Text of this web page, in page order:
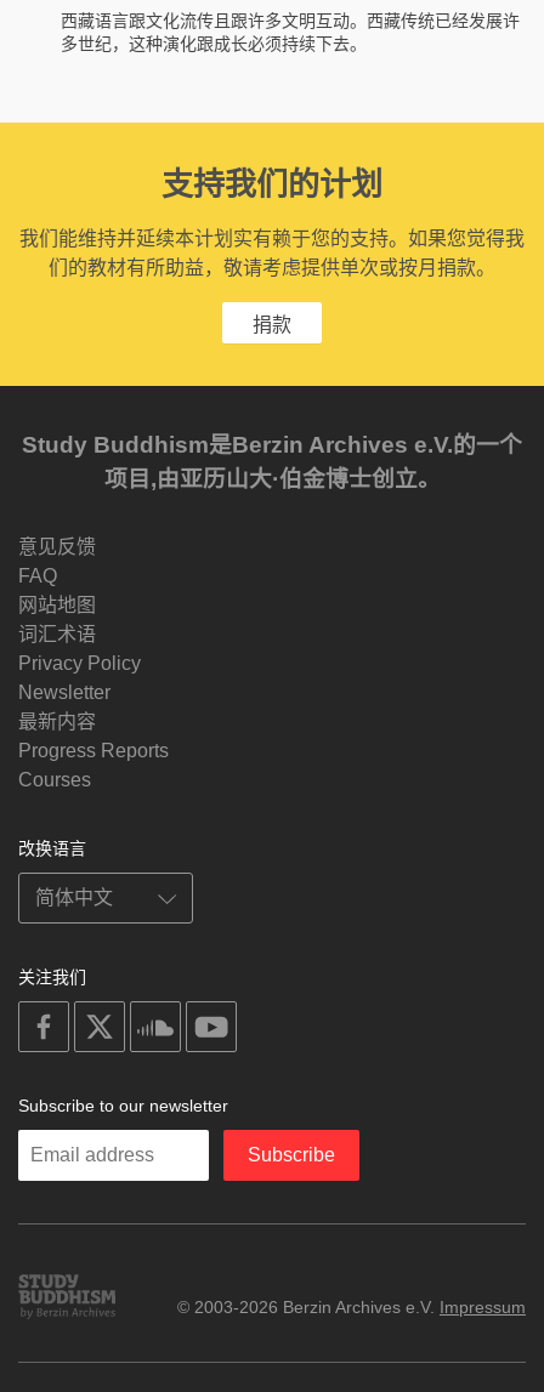
西藏语言跟文化流传且跟许多文明互动。西藏传统已经发展许
多世纪，这种演化跟成长必须持续下去。
支持我们的计划
我们能维持并延续本计划实有赖于您的支持。如果您觉得我
们的教材有所助益，敬请考虑提供单次或按月捐款。
捐款
Study Buddhism是Berzin Archives e.V.的一个
项目,由亚历山大·伯金博士创立。
意见反馈
FAQ
网站地图
词汇术语
Privacy Policy
Newsletter
最新内容
Progress Reports
Courses
改换语言
关注我们
on
facebook
soundcloud
Subscribe to our newsletter
Enter
Subscribe
Study
Buddhism
© 2003-2026 Berzin Archives e.V. Impressum